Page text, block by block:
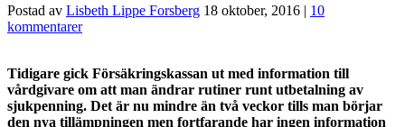
Postad av Lisbeth Lippe Forsberg 18 oktober, 2016 | 10
kommentarer
Tidigare gick Försäkringskassan ut med information till
vårdgivare om att man ändrar rutiner runt utbetalning av
sjukpenning. Det är nu mindre än två veckor tills man börjar
den nya tillämpningen men fortfarande har ingen information